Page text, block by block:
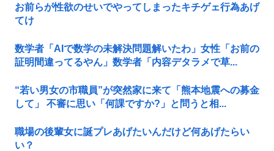
お前らが性欲のせいでやってしまったキチゲェ行為あげ
てけ
数学者「AIで数学の未解決問題解いたわ」女性「お前の
証明間違ってるやん」数学者「内容デタラメで草...
“若い男女の市職員”が突然家に来て「熊本地震への募金
して」 不審に思い「何課ですか?」と問うと相...
職場の後輩女に誕プレあげたいんだけど何あげたらい
い？